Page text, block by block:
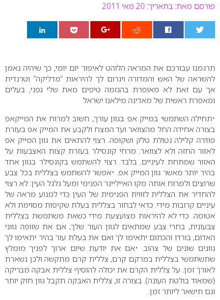
פורסם מאת: בתאריך: 20 מאי 2011
תרגמנו עבורכם את המראה הלוהט לאיפור יום יומי, כך שיהיה נאמן
להשראה של האש והמדורה ויגרום לך להיראות “מדליקה” וטרנדית
אך עם זאת לא מאופרת בהגזמה טיפים מאת שלי גפני, בעלים
ומאפרת ראשית של מאדינה מילאנו ישראל
•תחילה השתמשי במייק אפ בגוון עורך, חשוב למרוח את המייקאפ
בצורה אחידה החל מהצוואר ועד המצח ולקבע את המייק אפ בעזרת
פודרה קלילה נטולת טלק ושקופה. רצוי להתאים את גוון המייק אפ
לאזור החזה ולא לצוואר. מרחי קונסילר בעזרת קצות האצבעות על
האזור שמתחת לעיניים. בלבד. רצוי להשתמש בקונסילר בגוון אחד
בהיר יותר מאשר גוון המייק אפ. •אפשר להשתמש בצללית בכל צבע
שרוצים ולמרוח אותה מקו האייליינר הפנימי ומעל גלגל העין. לא רצוי
להחדיר את הצללית לזווית הפנימית של העין כדי למנוע מראה של
עיניים קרובות מידי. כדאי לבחור בצללית בעלת שקיפות מסוימת ולא
אטומה. כדי לא להיראות מצועצעת מידי כשאת משתמשת בצללית
צבעונית, בחרי צבע שמתאים לגוון העור שלך, אם את שזופה גווני
האדום, בורדו והכתום יתאימו לך ואם את בעלת עור בהיר יתאימו לך
גוונים שונים של צהוב. •אם את יודעת שיום ארוך לפניך מומלץ
שתשתמשי בצללית במרקם קרם, צללית קרם מתקשה ולכן נשארת
לאורך זמן. על צללית הקרם את יכולה להוסיף צללית אבקה מבריקה
(שמאוד בולטת העונה). בצורה זו, צללית האבקה תקבל גוון חזק יותר
וגם תישאר ליותר זמן.